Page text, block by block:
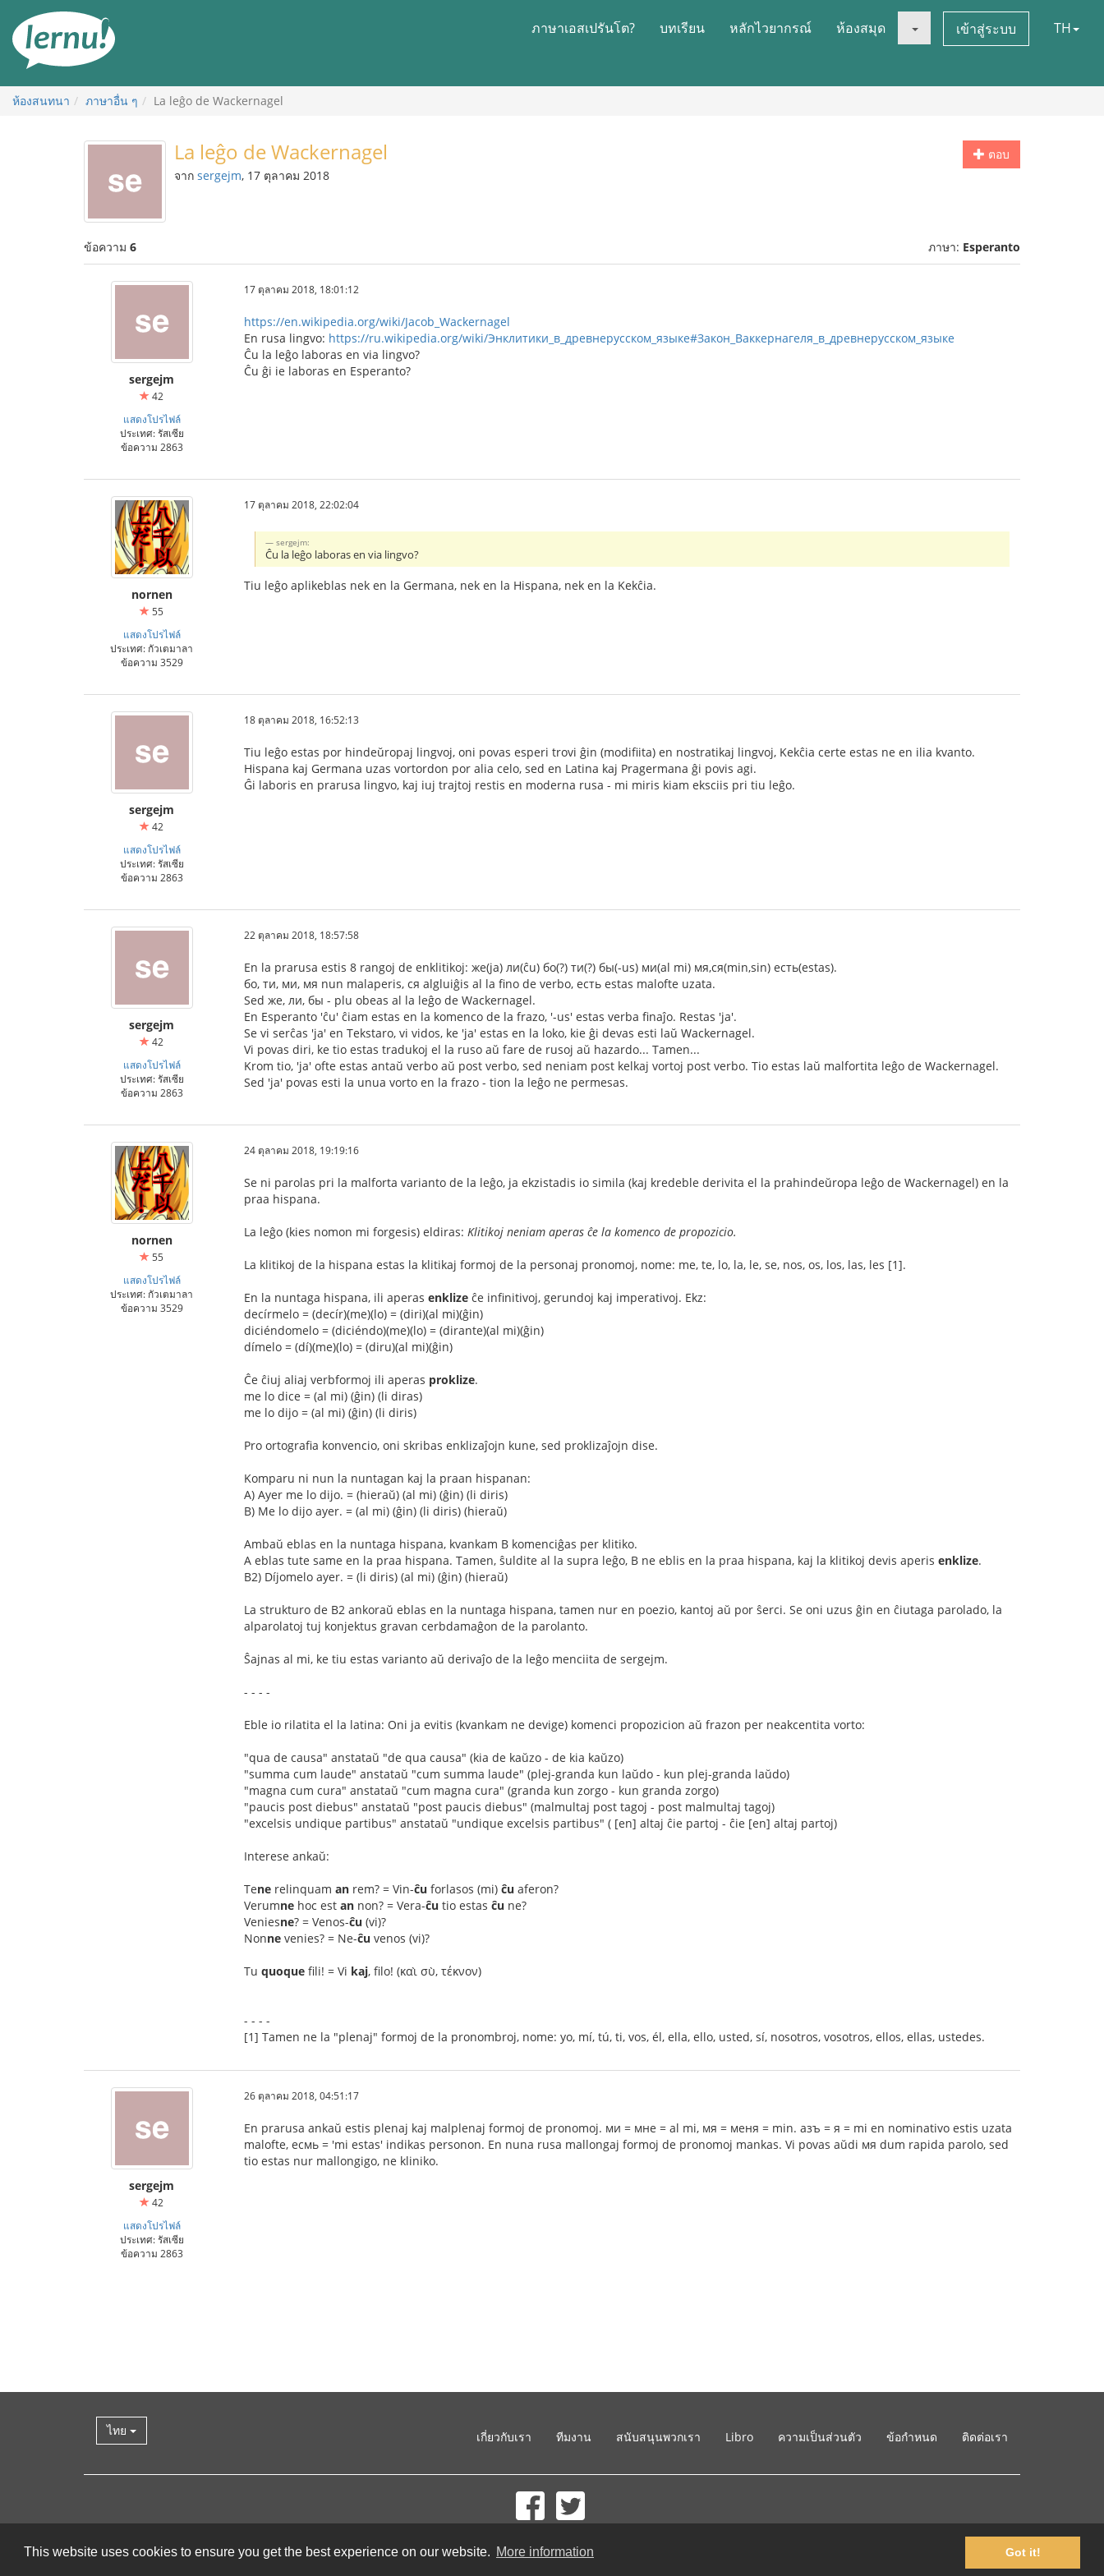
This website uses cookies to ensure you get the best experience on our website. More information Got it!
สารบัญ
ภาษาเอสเปรันโต? บทเรียน หลักไวยากรณ์ ห้องสมุด เข้าสู่ระบบ TH
ห้องสนทนา ภาษาอื่น ๆ La leĝo de Wackernagel
ตอบ
La leĝo de Wackernagel
จาก sergejm, 17 ตุลาคม 2018
ข้อความ 6 ภาษา: Esperanto
sergejm
42
แสดงโปรไฟล์
ประเทศ: รัสเซีย
ข้อความ 2863
17 ตุลาคม 2018, 18:01:12
https://en.wikipedia.org/wiki/Jacob_Wackernagel
En rusa lingvo: https://ru.wikipedia.org/wiki/Энклитики_в_древнерусском_языке#Закон_Ваккернагеля_в_древнерусском_языке
Ĉu la leĝo laboras en via lingvo?
Ĉu ĝi ie laboras en Esperanto?
nornen
55
แสดงโปรไฟล์
ประเทศ: กัวเตมาลา
ข้อความ 3529
17 ตุลาคม 2018, 22:02:04
sergejm:
Ĉu la leĝo laboras en via lingvo?
Tiu leĝo aplikeblas nek en la Germana, nek en la Hispana, nek en la Kekĉia.
sergejm
42
แสดงโปรไฟล์
ประเทศ: รัสเซีย
ข้อความ 2863
18 ตุลาคม 2018, 16:52:13
Tiu leĝo estas por hindeŭropaj lingvoj, oni povas esperi trovi ĝin (modifiita) en nostratikaj lingvoj, Kekĉia certe estas ne en ilia kvanto.
Hispana kaj Germana uzas vortordon por alia celo, sed en Latina kaj Pragermana ĝi povis agi.
Ĝi laboris en prarusa lingvo, kaj iuj trajtoj restis en moderna rusa - mi miris kiam eksciis pri tiu leĝo.
sergejm
42
แสดงโปรไฟล์
ประเทศ: รัสเซีย
ข้อความ 2863
22 ตุลาคม 2018, 18:57:58
En la prarusa estis 8 rangoj de enklitikoj: же(ja) ли(ĉu) бо(?) ти(?) бы(-us) ми(al mi) мя,ся(min,sin) есть(estas).
бо, ти, ми, мя nun malaperis, ся algluiĝis al la fino de verbo, есть estas malofte uzata.
Sed же, ли, бы - plu obeas al la leĝo de Wackernagel.
En Esperanto 'ĉu' ĉiam estas en la komenco de la frazo, '-us' estas verba finaĵo. Restas 'ja'.
Se vi serĉas 'ja' en Tekstaro, vi vidos, ke 'ja' estas en la loko, kie ĝi devas esti laŭ Wackernagel.
Vi povas diri, ke tio estas tradukoj el la ruso aŭ fare de rusoj aŭ hazardo... Tamen...
Krom tio, 'ja' ofte estas antaŭ verbo aŭ post verbo, sed neniam post kelkaj vortoj post verbo. Tio estas laŭ malfortita leĝo de Wackernagel.
Sed 'ja' povas esti la unua vorto en la frazo - tion la leĝo ne permesas.
nornen
55
แสดงโปรไฟล์
ประเทศ: กัวเตมาลา
ข้อความ 3529
24 ตุลาคม 2018, 19:19:16
Se ni parolas pri la malforta varianto de la leĝo, ja ekzistadis io simila (kaj kredeble derivita el la prahindeŭropa leĝo de Wackernagel) en la
praa hispana.
La leĝo (kies nomon mi forgesis) eldiras: Klitikoj neniam aperas ĉe la komenco de propozicio.
La klitikoj de la hispana estas la klitikaj formoj de la personaj pronomoj, nome: me, te, lo, la, le, se, nos, os, los, las, les [1].
En la nuntaga hispana, ili aperas enklize ĉe infinitivoj, gerundoj kaj imperativoj. Ekz:
decírmelo = (decír)(me)(lo) = (diri)(al mi)(ĝin)
diciéndomelo = (diciéndo)(me)(lo) = (dirante)(al mi)(ĝin)
dímelo = (dí)(me)(lo) = (diru)(al mi)(ĝin)
Ĉe ĉiuj aliaj verbformoj ili aperas proklize.
me lo dice = (al mi) (ĝin) (li diras)
me lo dijo = (al mi) (ĝin) (li diris)
Pro ortografia konvencio, oni skribas enklizaĵojn kune, sed proklizaĵojn dise.
Komparu ni nun la nuntagan kaj la praan hispanan:
A) Ayer me lo dijo. = (hieraŭ) (al mi) (ĝin) (li diris)
B) Me lo dijo ayer. = (al mi) (ĝin) (li diris) (hieraŭ)
Ambaŭ eblas en la nuntaga hispana, kvankam B komenciĝas per klitiko.
A eblas tute same en la praa hispana. Tamen, ŝuldite al la supra leĝo, B ne eblis en la praa hispana, kaj la klitikoj devis aperis enklize.
B2) Díjomelo ayer. = (li diris) (al mi) (ĝin) (hieraŭ)
La strukturo de B2 ankoraŭ eblas en la nuntaga hispana, tamen nur en poezio, kantoj aŭ por ŝerci. Se oni uzus ĝin en ĉiutaga parolado, la
alparolatoj tuj konjektus gravan cerbdamaĝon de la parolanto.
Ŝajnas al mi, ke tiu estas varianto aŭ derivaĵo de la leĝo menciita de sergejm.
- - - -
Eble io rilatita el la latina: Oni ja evitis (kvankam ne devige) komenci propozicion aŭ frazon per neakcentita vorto:
"qua de causa" anstataŭ "de qua causa" (kia de kaŭzo - de kia kaŭzo)
"summa cum laude" anstataŭ "cum summa laude" (plej-granda kun laŭdo - kun plej-granda laŭdo)
"magna cum cura" anstataŭ "cum magna cura" (granda kun zorgo - kun granda zorgo)
"paucis post diebus" anstataŭ "post paucis diebus" (malmultaj post tagoj - post malmultaj tagoj)
"excelsis undique partibus" anstataŭ "undique excelsis partibus" ( [en] altaj ĉie partoj - ĉie [en] altaj partoj)
Interese ankaŭ:
Tene relinquam an rem? = Vin-ĉu forlasos (mi) ĉu aferon?
Verumne hoc est an non? = Vera-ĉu tio estas ĉu ne?
Veniesne? = Venos-ĉu (vi)?
Nonne venies? = Ne-ĉu venos (vi)?
Tu quoque fili! = Vi kaj, filo! (καὶ σὺ, τέκνον)
- - - -
[1] Tamen ne la "plenaj" formoj de la pronombroj, nome: yo, mí, tú, ti, vos, él, ella, ello, usted, sí, nosotros, vosotros, ellos, ellas, ustedes.
sergejm
42
แสดงโปรไฟล์
ประเทศ: รัสเซีย
ข้อความ 2863
26 ตุลาคม 2018, 04:51:17
En prarusa ankaŭ estis plenaj kaj malplenaj formoj de pronomoj. ми = мне = al mi, мя = меня = min. азъ = я = mi en nominativo estis uzata
malofte, есмь = 'mi estas' indikas personon. En nuna rusa mallongaj formoj de pronomoj mankas. Vi povas aŭdi мя dum rapida parolo, sed
tio estas nur mallongigo, ne kliniko.
ไทย เกี่ยวกับเรา ทีมงาน สนับสนุนพวกเรา Libro ความเป็นส่วนตัว ข้อกำหนด ติดต่อเรา